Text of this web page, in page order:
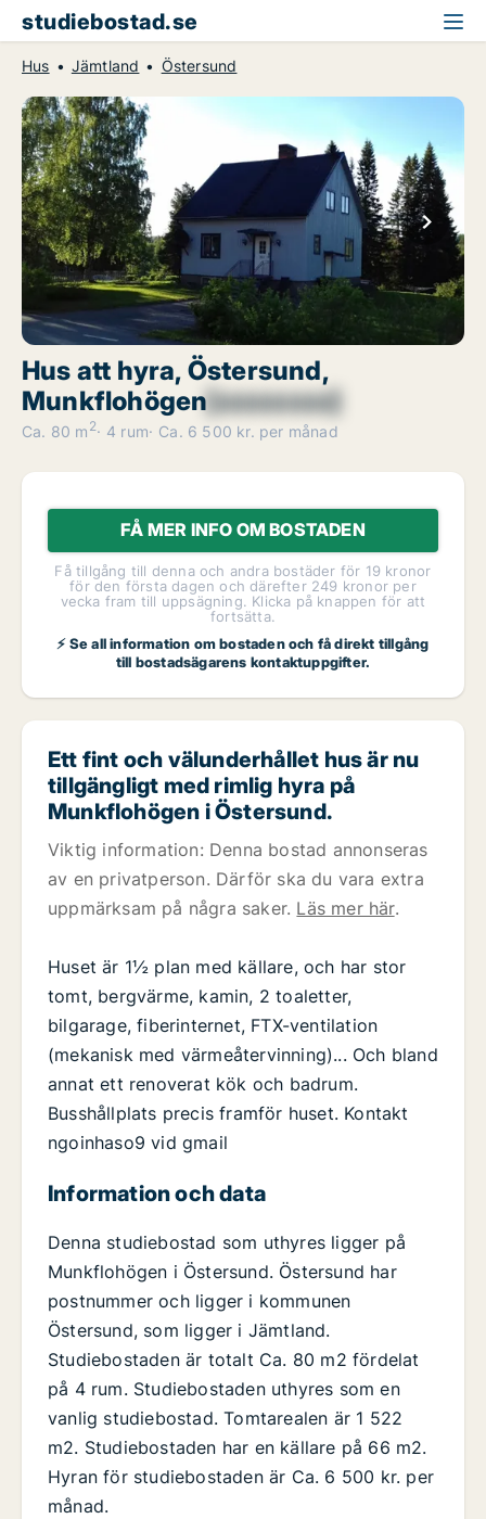
studiebostad.se
Hus Jämtland Östersund
Hus att hyra, Östersund,
Munkflohögen[xxxxxxxx]
Ca. 80 m 2 4 rum Ca. 6 500 kr. per månad
FÅ MER INFO OM BOSTADEN
Få tillgång till denna och andra bostäder för 19 kronor
för den första dagen och därefter 249 kronor per
vecka fram till uppsägning. Klicka på knappen för att
fortsätta.
⚡ Se all information om bostaden och få direkt tillgång
till bostadsägarens kontaktuppgifter.
Ett fint och välunderhållet hus är nu
tillgängligt med rimlig hyra på
Munkflohögen i Östersund.
Viktig information: Denna bostad annonseras
av en privatperson. Därför ska du vara extra
uppmärksam på några saker. Läs mer här.
Huset är 1½ plan med källare, och har stor
tomt, bergvärme, kamin, 2 toaletter,
bilgarage, fiberinternet, FTX-ventilation
(mekanisk med värmeåtervinning)... Och bland
annat ett renoverat kök och badrum.
Busshållplats precis framför huset. Kontakt
ngoinhaso9 vid gmail
Information och data
Denna studiebostad som uthyres ligger på
Munkflohögen i Östersund. Östersund har
postnummer och ligger i kommunen
Östersund, som ligger i Jämtland.
Studiebostaden är totalt Ca. 80 m2 fördelat
på 4 rum. Studiebostaden uthyres som en
vanlig studiebostad. Tomtarealen är 1 522
m2. Studiebostaden har en källare på 66 m2.
Hyran för studiebostaden är Ca. 6 500 kr. per
månad.